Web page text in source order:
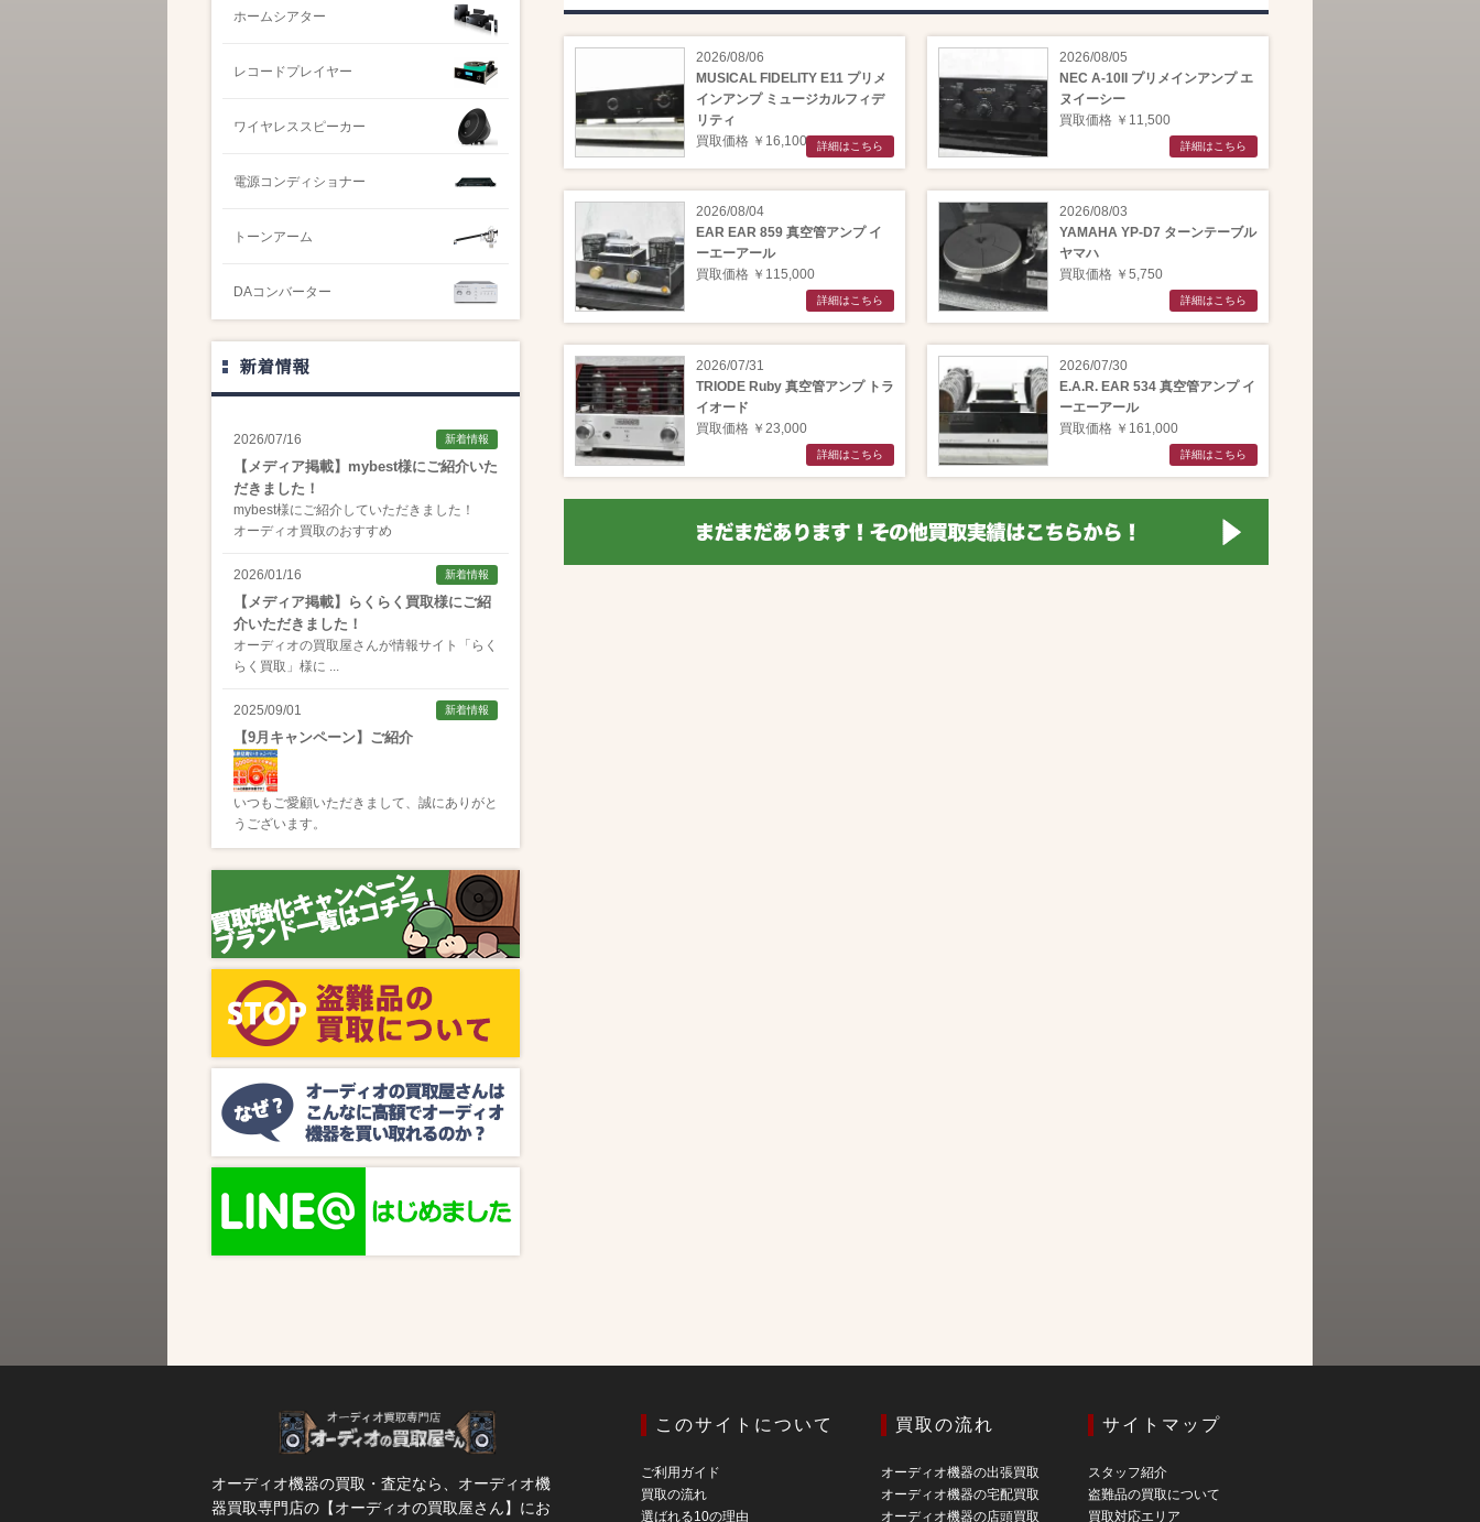
2026/08/06
MUSICAL FIDELITY E11 プリメ
インアンプ ミュージカルフィデ
リティ
買取価格 ￥16,100
詳細はこちら
2026/08/05
NEC A-10II プリメインアンプ エ
ヌイーシー
買取価格 ￥11,500
詳細はこちら
2026/08/04
EAR EAR 859 真空管アンプ イ
ーエーアール
買取価格 ￥115,000
詳細はこちら
2026/08/03
YAMAHA YP-D7 ターンテーブル
ヤマハ
買取価格 ￥5,750
詳細はこちら
2026/07/31
TRIODE Ruby 真空管アンプ トラ
イオード
買取価格 ￥23,000
詳細はこちら
2026/07/30
E.A.R. EAR 534 真空管アンプ イ
ーエーアール
買取価格 ￥161,000
詳細はこちら
ホームシアター
レコードプレイヤー
ワイヤレススピーカー
電源コンディショナー
トーンアーム
DAコンバーター
新着情報
2026/07/16 新着情報
【メディア掲載】mybest様にご紹介いた
だきました！
mybest様にご紹介していただきました！
オーディオ買取のおすすめ
2026/01/16 新着情報
【メディア掲載】らくらく買取様にご紹
介いただきました！
オーディオの買取屋さんが情報サイト「 らく
らく買取 」様に ...
2025/09/01 新着情報
【9月キャンペーン】ご紹介
いつもご愛顧いただきまして、誠にありがと
うございます。
2025/08/01新着情報
【8月キャンペーン】ご紹介
いつもご愛顧いただきまして、誠にありがと
うございます。
2024/10/04新着情報
【ラジオ番組放送のお知らせ】
この度、全国コミュニティFM番組配信サー
ビス『MUSIC BIRD』様より、ラジオ番組
『オーディオの買取屋さん presents ジャズ
SPタイム』が放送されます。 かつての人気
番組が ...
オーディオ機器の買取・査定なら、オーディオ機
器買取専門店の【オーディオの買取屋さん】にお
このサイトについて
ご利用ガイド
買取の流れ
選ばれる10の理由
買取の流れ
オーディオ機器の出張買取
オーディオ機器の宅配買取
オーディオ機器の店頭買取
サイトマップ
スタッフ紹介
盗難品の買取について
買取対応エリア